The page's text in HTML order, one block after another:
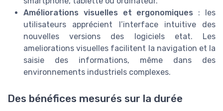
Améliorations visuelles et ergonomiques : les
utilisateurs apprécient l’interface intuitive des
nouvelles versions des logiciels etat. Les
ameliorations visuelles facilitent la navigation et la
saisie des informations, même dans des
environnements industriels complexes.
Des bénéfices mesurés sur la durée